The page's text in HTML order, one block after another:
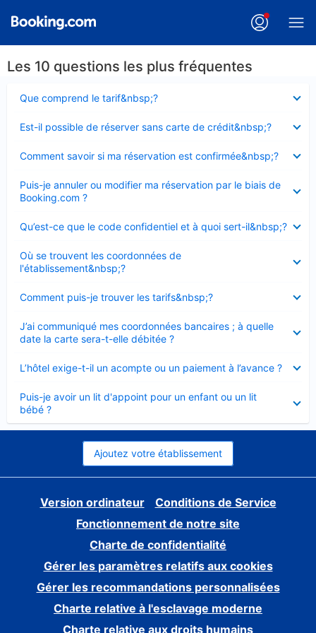
Les 10 questions les plus fréquentes
Que comprend le tarif&nbsp;?
fermé
Est-il possible de réserver sans carte de crédit&nbsp;?
fermé
Comment savoir si ma réservation est confirmée&nbsp;?
fermé
Puis-je annuler ou modifier ma réservation par le biais de
Booking.com ?
fermé
Qu’est-ce que le code confidentiel et à quoi sert-il&nbsp;?
fermé
Où se trouvent les coordonnées de
l'établissement&nbsp;?
fermé
Comment puis-je trouver les tarifs&nbsp;?
fermé
J’ai communiqué mes coordonnées bancaires ; à quelle
date la carte sera-t-elle débitée ?
fermé
L’hôtel exige-t-il un acompte ou un paiement à l’avance ?
fermé
Puis-je avoir un lit d'appoint pour un enfant ou un lit
bébé ?
fermé
Ajoutez votre établissement
Version ordinateur
Conditions de Service
Fonctionnement de notre site
Charte de confidentialité
Gérer les paramètres relatifs aux cookies
Gérer les recommandations personnalisées
Charte relative à l'esclavage moderne
Charte relative aux droits humains